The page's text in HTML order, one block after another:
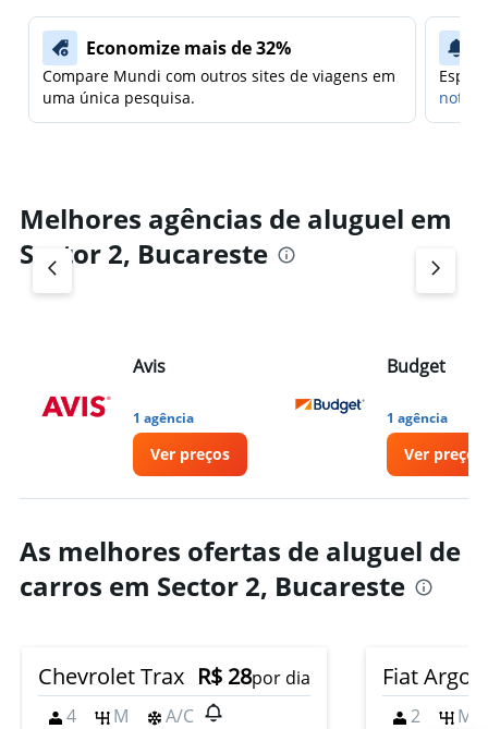
Economize mais de 32%
Compare Mundi com outros sites de viagens em
uma única pesquisa.
Melhores agências de aluguel em
Sector 2, Bucareste
Avis
1 agência
Ver preços
Budget
1 agência
Ver preços
As melhores ofertas de aluguel de
carros em Sector 2, Bucareste
Chevrolet Trax R$ 28por dia
4
M A/C
Fiat Argo
2 M